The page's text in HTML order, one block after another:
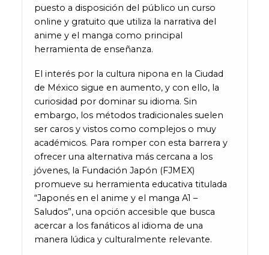
puesto a disposición del público un curso
online y gratuito que utiliza la narrativa del
anime y el manga como principal
herramienta de enseñanza.
El interés por la cultura nipona en la Ciudad
de México sigue en aumento, y con ello, la
curiosidad por dominar su idioma. Sin
embargo, los métodos tradicionales suelen
ser caros y vistos como complejos o muy
académicos. Para romper con esta barrera y
ofrecer una alternativa más cercana a los
jóvenes, la Fundación Japón (FJMEX)
promueve su herramienta educativa titulada
“Japonés en el anime y el manga A1 –
Saludos”, una opción accesible que busca
acercar a los fanáticos al idioma de una
manera lúdica y culturalmente relevante.